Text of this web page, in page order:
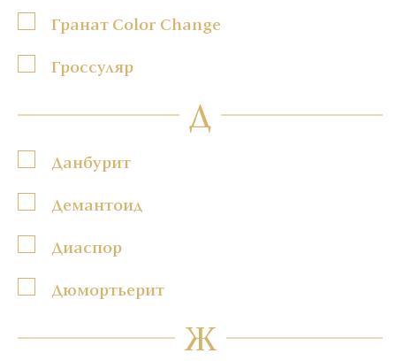
Гранат Color Change
Гроссуляр
Д
Данбурит
Демантоид
Диаспор
Дюмортьерит
Ж